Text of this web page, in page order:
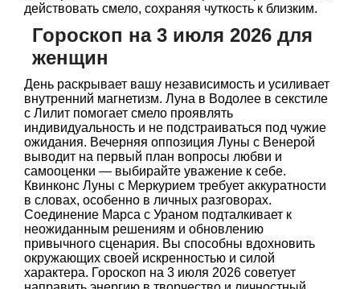
действовать смело, сохраняя чуткость к близким.
Гороскоп на 3 июля 2026 для
женщин
День раскрывает вашу независимость и усиливает
внутренний магнетизм. Луна в Водолее в секстиле
с Лилит помогает смело проявлять
индивидуальность и не подстраиваться под чужие
ожидания. Вечерняя оппозиция Луны с Венерой
выводит на первый план вопросы любви и
самооценки — выбирайте уважение к себе.
Квинконс Луны с Меркурием требует аккуратности
в словах, особенно в личных разговорах.
Соединение Марса с Ураном подталкивает к
неожиданным решениям и обновлению
привычного сценария. Вы способны вдохновить
окружающих своей искренностью и силой
характера. Гороскоп на 3 июля 2026 советует